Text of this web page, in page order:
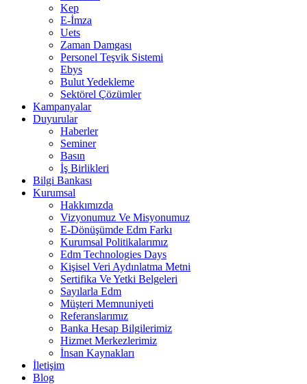
Kep
E-İmza
Uets
Zaman Damgası
Personel Teşvik Sistemi
Ebys
Bulut Yedekleme
Sektörel Çözümler
Kampanyalar
Duyurular
Haberler
Seminer
Basın
İş Birlikleri
Bilgi Bankası
Kurumsal
Hakkımızda
Vizyonumuz Ve Misyonumuz
E-Dönüşümde Edm Farkı
Kurumsal Politikalarımız
Edm Technologies Days
Kişisel Veri Aydınlatma Metni
Sertifika Ve Yetki Belgeleri
Sayılarla Edm
Müşteri Memnuniyeti
Referanslarımız
Banka Hesap Bilgilerimiz
Hizmet Merkezlerimiz
İnsan Kaynakları
İletişim
Blog